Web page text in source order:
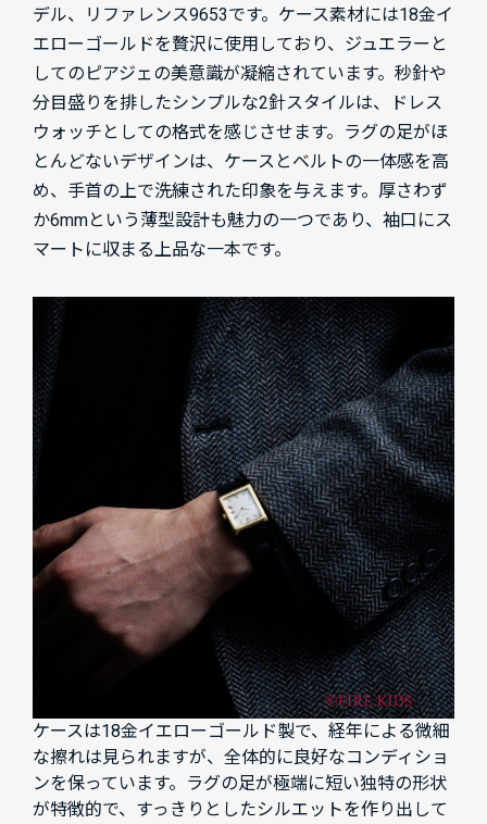
デル、リファレンス9653です。ケース素材には18金イ
エローゴールドを贅沢に使用しており、ジュエラーと
してのピアジェの美意識が凝縮されています。秒針や
分目盛りを排したシンプルな2針スタイルは、ドレス
ウォッチとしての格式を感じさせます。ラグの足がほ
とんどないデザインは、ケースとベルトの一体感を高
め、手首の上で洗練された印象を与えます。厚さわず
か6mmという薄型設計も魅力の一つであり、袖口にス
マートに収まる上品な一本です。
ケースは18金イエローゴールド製で、経年による微細
な擦れは見られますが、全体的に良好なコンディショ
ンを保っています。ラグの足が極端に短い独特の形状
が特徴的で、すっきりとしたシルエットを作り出して